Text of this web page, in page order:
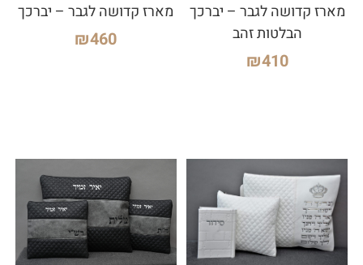
מארז קדושה לגבר – יברכך
הבלטות זהב
₪410
מארז קדושה לגבר – יברכך
₪460